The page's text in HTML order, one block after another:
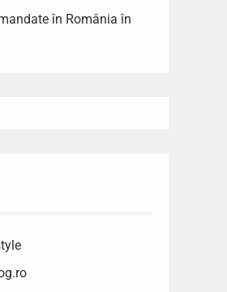
în România în